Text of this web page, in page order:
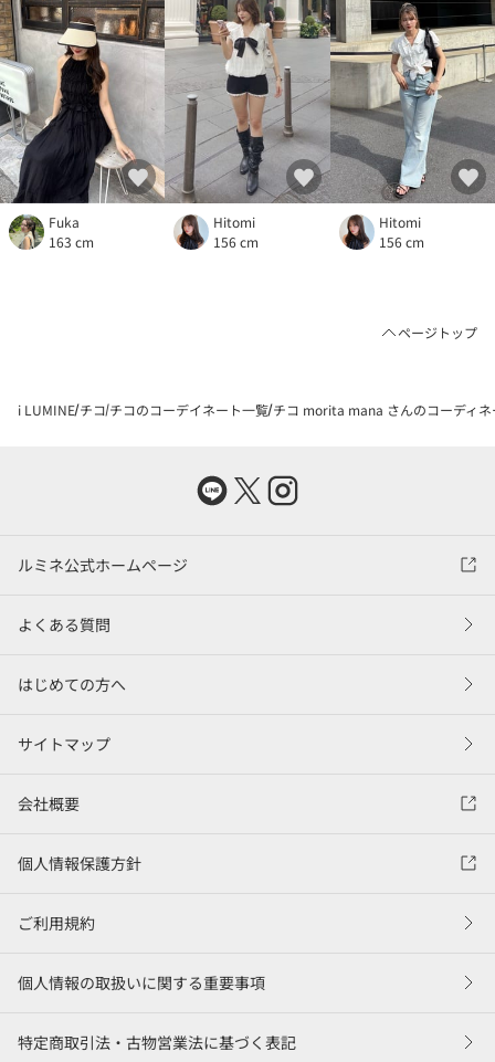
Fuka
163 cm
Hitomi
156 cm
Hitomi
156 cm
ページトップ
i LUMINE チコ チコのコーデイネート一覧 チコ morita mana さんのコーディ
ルミネ公式ホームページ
よくある質問
はじめての方へ
サイトマップ
会社概要
個人情報保護方針
ご利用規約
個人情報の取扱いに関する重要事項
特定商取引法・古物営業法に基づく表記